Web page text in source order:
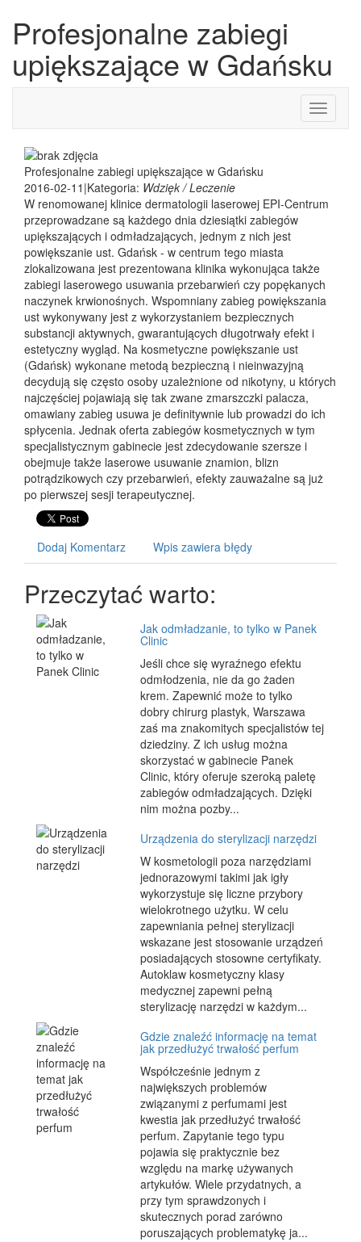
Profesjonalne zabiegi
upiększające w Gdańsku
Toggle
Profesjonalne zabiegi upiększające w Gdańsku
2016-02-11 |Kategoria: Wdzięk / Leczenie
W renomowanej klinice dermatologii laserowej EPI-Centrum
przeprowadzane są każdego dnia dziesiątki zabiegów
upiększających i odmładzających, jednym z nich jest
powiększanie ust. Gdańsk - w centrum tego miasta
zlokalizowana jest prezentowana klinika wykonująca także
zabiegi laserowego usuwania przebarwień czy popękanych
naczynek krwionośnych. Wspomniany zabieg powiększania
ust wykonywany jest z wykorzystaniem bezpiecznych
substancji aktywnych, gwarantujących długotrwały efekt i
estetyczny wygląd. Na kosmetyczne powiększanie ust
(Gdańsk) wykonane metodą bezpieczną i nieinwazyjną
decydują się często osoby uzależnione od nikotyny, u których
najczęściej pojawiają się tak zwane zmarszczki palacza,
omawiany zabieg usuwa je definitywnie lub prowadzi do ich
spłycenia. Jednak oferta zabiegów kosmetycznych w tym
specjalistycznym gabinecie jest zdecydowanie szersze i
obejmuje także laserowe usuwanie znamion, blizn
potrądzikowych czy przebarwień, efekty zauważalne są już
po pierwszej sesji terapeutycznej.
Dodaj Komentarz Wpis zawiera błędy
Przeczytać warto:
Jak odmładzanie, to tylko w Panek
Clinic
Jeśli chce się wyraźnego efektu
odmłodzenia, nie da go żaden
krem. Zapewnić może to tylko
dobry chirurg plastyk, Warszawa
zaś ma znakomitych specjalistów tej
dziedziny. Z ich usług można
skorzystać w gabinecie Panek
Clinic, który oferuje szeroką paletę
zabiegów odmładzających. Dzięki
nim można pozby...
Urządzenia do sterylizacji narzędzi
W kosmetologii poza narzędziami
jednorazowymi takimi jak igły
wykorzystuje się liczne przybory
wielokrotnego użytku. W celu
zapewniania pełnej sterylizacji
wskazane jest stosowanie urządzeń
posiadających stosowne certyfikaty.
Autoklaw kosmetyczny klasy
medycznej zapewni pełną
sterylizację narzędzi w każdym...
Gdzie znaleźć informację na temat
jak przedłużyć trwałość perfum
Współcześnie jednym z
największych problemów
związanymi z perfumami jest
kwestia jak przedłużyć trwałość
perfum. Zapytanie tego typu
pojawia się praktycznie bez
względu na markę używanych
artykułów. Wiele przydatnych, a
przy tym sprawdzonych i
skutecznych porad zarówno
poruszających problematykę ja...